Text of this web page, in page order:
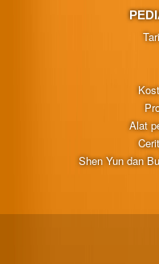
Alat
Shen Yun dan